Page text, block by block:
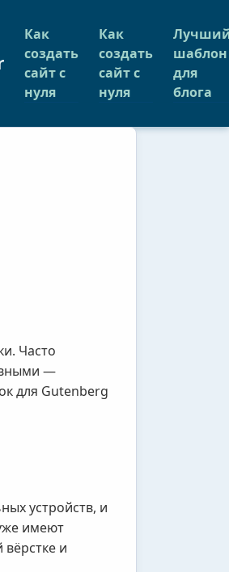
Как
создать
сайт с
нуля
Как
создать
сайт с
нуля
шаблон
для
блога
Часто
—
для Gutenberg
устройств, и
имеют
и